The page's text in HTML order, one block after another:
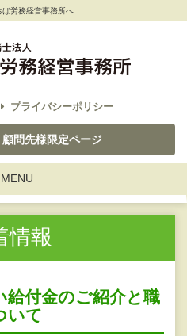
労務経営事務所へ
プライバシーポリシー
顧問先様限定ページ
MENU
情報
給付金のご紹介と職
いて